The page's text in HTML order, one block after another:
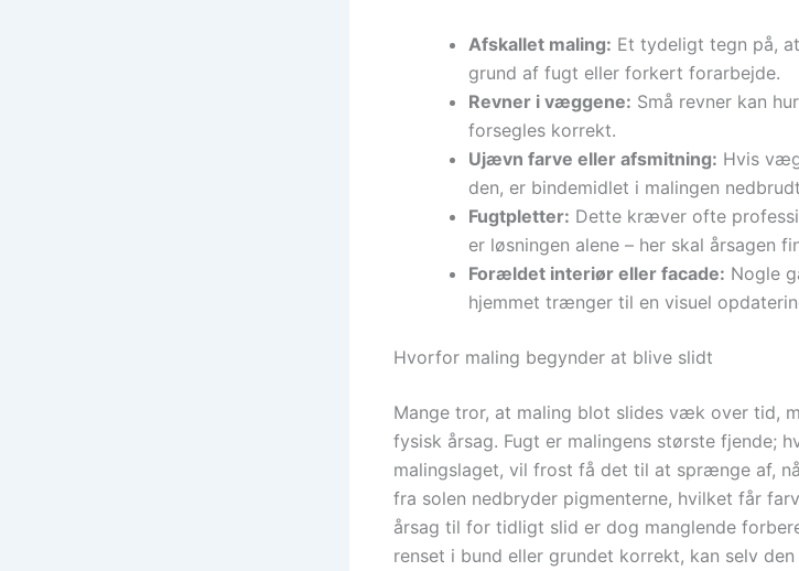
Afskallet maling: Et tydeligt tegn på,
grund af fugt eller forkert forarbejde.
Revner i væggene: Små revner kan
forsegles korrekt.
Ujævn farve eller afsmitning: Hvis
den, er bindemidlet i malingen
Fugtpletter: Dette kræver ofte
er løsningen alene – her skal årsagen
Forældet interiør eller facade: Nogle
hjemmet trænger til en visuel
Hvorfor maling begynder at blive slidt
Mange tror, at maling blot slides væk over tid,
fysisk årsag. Fugt er malingens største fjende;
malingslaget, vil frost få det til at sprænge af,
fra solen nedbryder pigmenterne, hvilket får
årsag til for tidligt slid er dog manglende
renset i bund eller grundet korrekt, kan selv